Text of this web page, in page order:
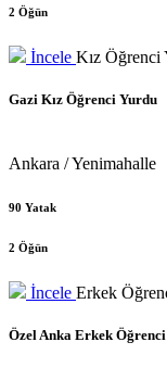
2 Öğün
İncele Kız Öğrenci
Gazi Kız Öğrenci Yurdu
Ankara / Yenimahalle
90 Yatak
2 Öğün
İncele Erkek
Özel Anka Erkek